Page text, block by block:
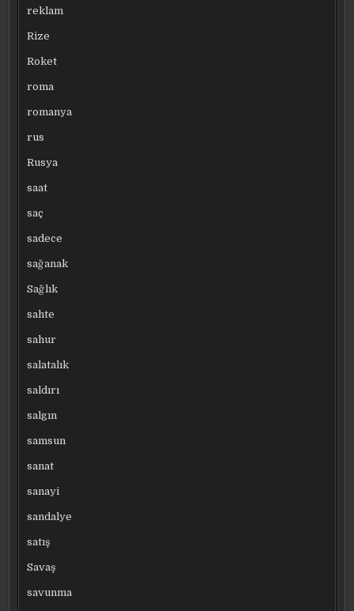
reklam
Rize
Roket
roma
romanya
rus
Rusya
saat
saç
sadece
sağanak
Sağlık
sahte
sahur
salatalık
saldırı
salgın
samsun
sanat
sanayi
sandalye
satış
Savaş
savunma